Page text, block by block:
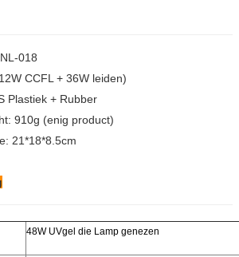
018
CCFL + 36W leiden)
Plastiek + Rubber
910g (enig product)
21*18*8.5cm
48W UVgel die Lamp genezen